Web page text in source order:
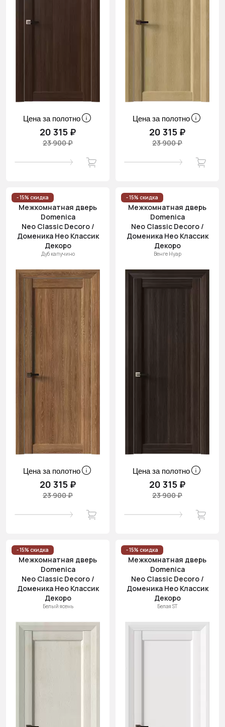
Цена за полотно
20 315 ₽
23 900 ₽
Цена за полотно
20 315 ₽
23 900 ₽
- 15% скидка
Межкомнатная дверь
Domenica
Neo Classic Decoro /
Доменика Нео Классик
Декоро
Дуб капучино
Цена за полотно
20 315 ₽
23 900 ₽
- 15% скидка
Межкомнатная дверь
Domenica
Neo Classic Decoro /
Доменика Нео Классик
Декоро
Венге Нуар
Цена за полотно
20 315 ₽
23 900 ₽
- 15% скидка
Межкомнатная дверь
Domenica
Neo Classic Decoro /
Доменика Нео Классик
Декоро
Белый ясень
- 15% скидка
Межкомнатная дверь
Domenica
Neo Classic Decoro /
Доменика Нео Классик
Декоро
Белая ST